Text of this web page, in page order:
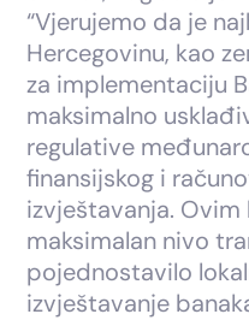
“Vjerujemo da je
Hercegovinu, kao
za implementaciju
maksimalno
regulative
finansijskog i
izvještavanja.
maksimalan nivo
pojednostavilo
izvještavanje